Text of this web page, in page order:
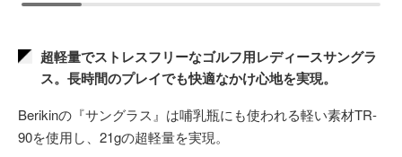
超軽量でストレスフリーなゴルフ用レディースサングラ
ス。長時間のプレイでも快適なかけ心地を実現。
Berikinの『サングラス』は哺乳瓶にも使われる軽い素材TR-
90を使用し、21gの超軽量を実現。